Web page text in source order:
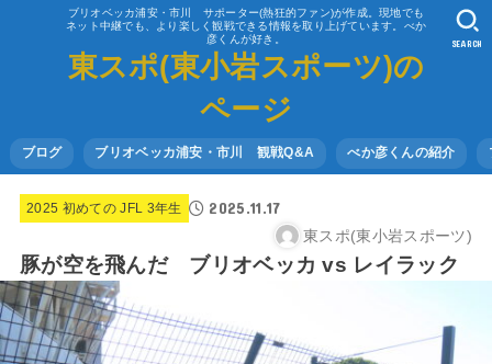
ブリオベッカ浦安・市川 サポーター(熱狂的ファン)が作成。現地でも
ネット中継でも、より楽しく観戦できる情報を取り上げています。べか
彦くんが好き。
東スポ(東小岩スポーツ)の
ページ
ブログ ブリオベッカ浦安・市川 観戦Q&A べか彦くんの紹介
SEARCH
2025 初めての JFL 3年生 2025.11.17
東スポ(東小岩スポーツ)
豚が空を飛んだ ブリオベッカ vs レイラック